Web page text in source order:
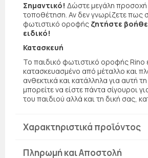
Σημαντικό! Δώστε μεγάλη προσοχή
τοποθέτηση. Αν δεν γνωρίζετε πως
φωτιστικό οροφής ζητήστε
ειδικό!
Κατασκευή
Το παιδικό φωτιστικό οροφής Rino
κατασκευασμένο από μέταλλο και
ανθεκτικά και κατάλληλα για αυτή
μπορείτε να είστε πάντα σίγουροι
του παιδιού αλλά και τη δική σας,
Χαρακτηριστικά προϊόντος
Πληρωμή και Αποστολή